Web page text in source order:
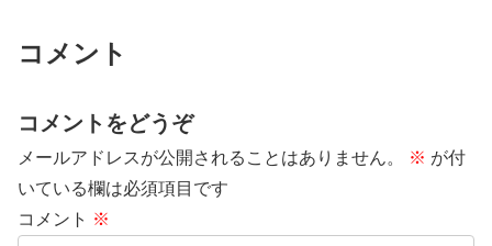
コメント
コメントをどうぞ
メールアドレスが公開されることはありません。 ※ が付
いている欄は必須項目です
コメント ※